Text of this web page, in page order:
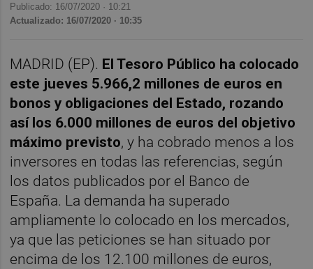
Publicado: 16/07/2020 · 10:21
Actualizado: 16/07/2020 · 10:35
MADRID (EP). El Tesoro Público ha colocado
este jueves 5.966,2 millones de euros en
bonos y obligaciones del Estado, rozando
así los 6.000 millones de euros del objetivo
máximo previsto, y ha cobrado menos a los
inversores en todas las referencias, según
los datos publicados por el Banco de
España. La demanda ha superado
ampliamente lo colocado en los mercados,
ya que las peticiones se han situado por
encima de los 12.100 millones de euros,